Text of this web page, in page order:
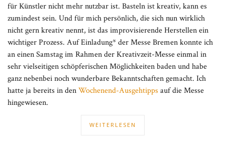
für Künstler nicht mehr nutzbar ist. Basteln ist kreativ, kann es
zumindest sein. Und für mich persönlich, die sich nun wirklich
nicht gern kreativ nennt, ist das improvisierende Herstellen ein
wichtiger Prozess. Auf Einladung* der Messe Bremen konnte ich
an einen Samstag im Rahmen der Kreativzeit-Messe einmal in
sehr vielseitigen schöpferischen Möglichkeiten baden und habe
ganz nebenbei noch wunderbare Bekanntschaften gemacht. Ich
hatte ja bereits in denWochenend-Ausgehtipps auf die Messe
hingewiesen.
WEITERLESEN